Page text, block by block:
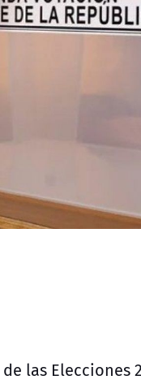
de las Elecciones